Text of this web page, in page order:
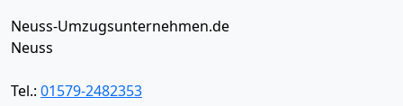
Neuss-Umzugsunternehmen.de
Neuss
Tel.: 01579-2482353